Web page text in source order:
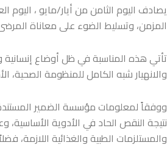
يصادف اليوم الثامن من أيار/مايو ،
المزمن، وتسليط الضوء على معاناة
تأتي هذه المناسبة في ظل أوضاع إنسانية
والانهيار شبه الكامل للمنظومة
ووفقاً لمعلومات مؤسسة الضمير
والمستلزمات الطبية والغذائية